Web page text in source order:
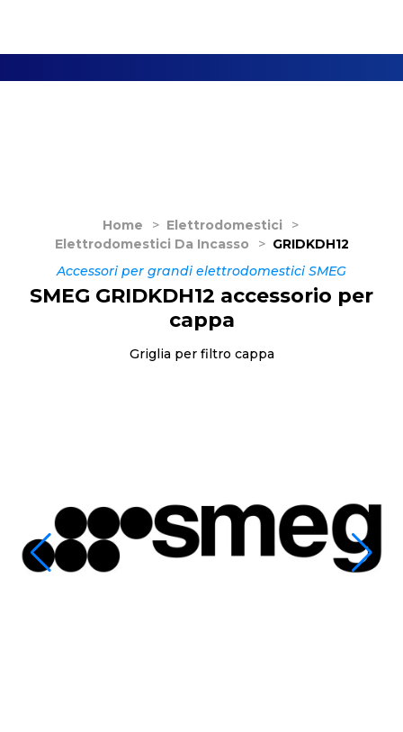
Home > Elettrodomestici
>
Elettrodomestici Da Incasso
> GRIDKDH12
Accessori per grandi elettrodomestici SMEG
SMEG GRIDKDH12 accessorio per
cappa
Griglia per filtro cappa